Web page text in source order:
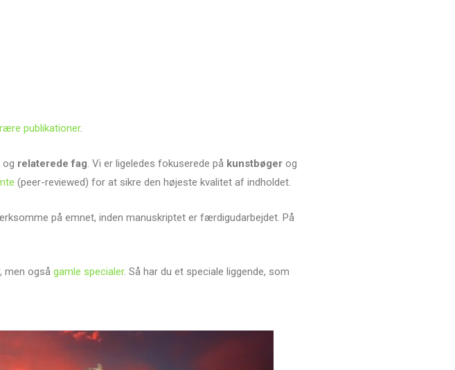
publikationer.
og relaterede fag. Vi er ligeledes fokuserede på kunstbøger og
(peer-reviewed) for at sikre den højeste kvalitet af indholdet.
på emnet, inden manuskriptet er færdigudarbejdet. På
, men også gamle specialer. Så har du et speciale liggende, som